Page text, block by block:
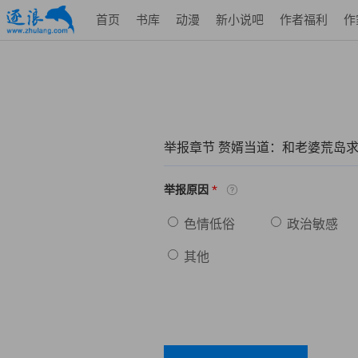
首页 书库 动漫 新小说吧 作者福利 作
举报章节 赘婿当道：和老婆荒
举报原因 *
色情低俗 政治敏感
其他